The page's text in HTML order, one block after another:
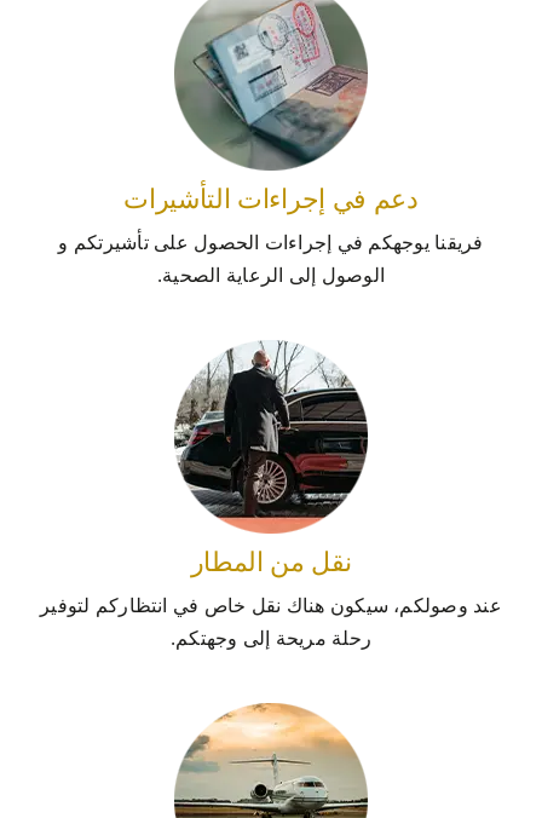
دعم في إجراءات التأشيرات
فريقنا يوجهكم في إجراءات الحصول على تأشيرتكم و
الوصول إلى الرعاية الصحية.
نقل من المطار
عند وصولكم، سيكون هناك نقل خاص في انتظاركم لتوفير
رحلة مريحة إلى وجهتكم.